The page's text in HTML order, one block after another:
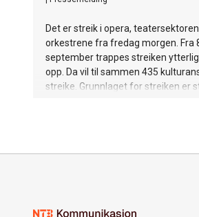
Det er streik i opera,
orkestrene fra fredag morgen. Fra
september trappes streiken
opp. Da vil til sammen 435
streike. Grunnlaget for streiken er